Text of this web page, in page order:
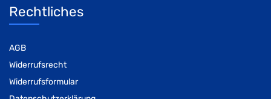
Rechtliches
AGB
Widerrufsrecht
Widerrufsformular